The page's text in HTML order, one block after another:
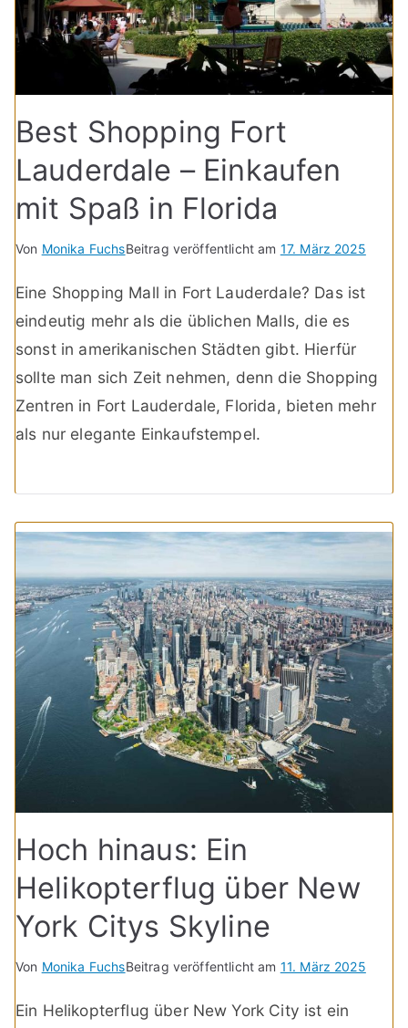
Best Shopping Fort
Lauderdale – Einkaufen
mit Spaß in Florida
Von Monika FuchsBeitrag veröffentlicht am 17. März 2025
Eine Shopping Mall in Fort Lauderdale? Das ist
eindeutig mehr als die üblichen Malls, die es
sonst in amerikanischen Städten gibt. Hierfür
sollte man sich Zeit nehmen, denn die Shopping
Zentren in Fort Lauderdale, Florida, bieten mehr
als nur elegante Einkaufstempel.
Hoch hinaus: Ein
Helikopterflug über New
York Citys Skyline
Von Monika FuchsBeitrag veröffentlicht am 11. März 2025
Ein Helikopterflug über New York City ist ein